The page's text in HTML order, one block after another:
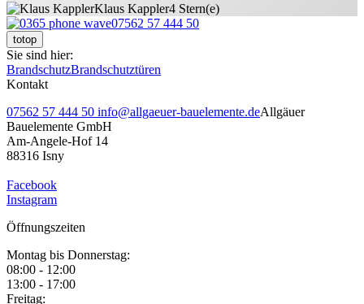
Klaus Kappler4 Stern(e)
07562 57 444 50
totop
Sie sind hier:
BrandschutzBrandschutztüren
Kontakt
07562 57 444 50 info@allgaeuer-bauelemente.deAllgäuer
Bauelemente GmbH
Am-Angele-Hof 14
88316 Isny
Facebook
Instagram
Öffnungszeiten
Montag bis Donnerstag:
08:00 - 12:00
13:00 - 17:00
Freitag: